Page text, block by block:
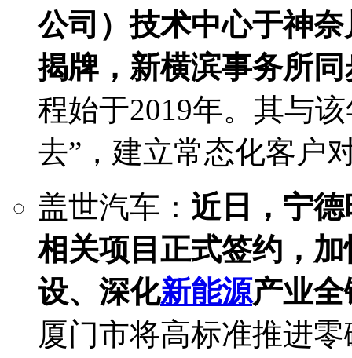
公司）技术中心于神
揭牌，新横滨事务所
程始于2019年。其与
去”，建立常态化客户
盖世汽车： 近日，宁
相关项目正式签约，
设、深化新能源产业
厦门市将高标准推进